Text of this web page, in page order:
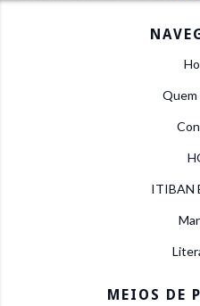
Quem
ITIBAN
MEIOS DE